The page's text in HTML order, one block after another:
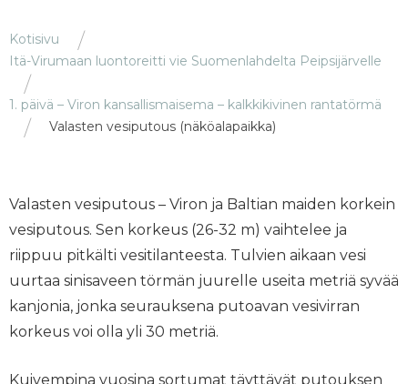
Kotisivu
Itä-Virumaan luontoreitti vie Suomenlahdelta Peipsijärvelle
1. päivä – Viron kansallismaisema – kalkkikivinen rantatörmä
Valasten vesiputous (näköalapaikka)
Valasten vesiputous – Viron ja Baltian maiden korkein
vesiputous. Sen korkeus (26-32 m) vaihtelee ja
riippuu pitkälti vesitilanteesta. Tulvien aikaan vesi
uurtaa sinisaveen törmän juurelle useita metriä syvää
kanjonia, jonka seurauksena putoavan vesivirran
korkeus voi olla yli 30 metriä.
Kuivempina vuosina sortumat täyttävät putouksen